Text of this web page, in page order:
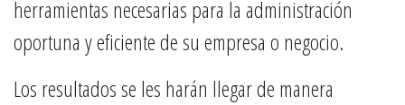
herramientas necesarias para la administración
oportuna y eficiente de su empresa o negocio.
Los resultados se les harán llegar de manera